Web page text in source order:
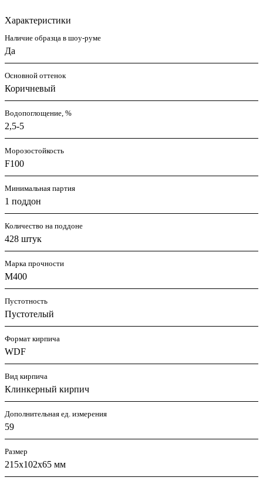
Характеристики
Наличие образца в шоу-руме
Да
Основной оттенок
Коричневый
Водопоглощение, %
2,5-5
Морозостойкость
F100
Минимальная партия
1 поддон
Количество на поддоне
428 штук
Марка прочности
M400
Пустотность
Пустотелый
Формат кирпича
WDF
Вид кирпича
Клинкерный кирпич
Дополнительная ед. измерения
59
Размер
215х102х65 мм